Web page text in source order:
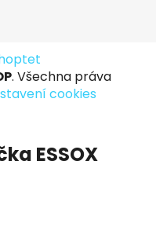
. Všechna práva
cookies
ESSOX